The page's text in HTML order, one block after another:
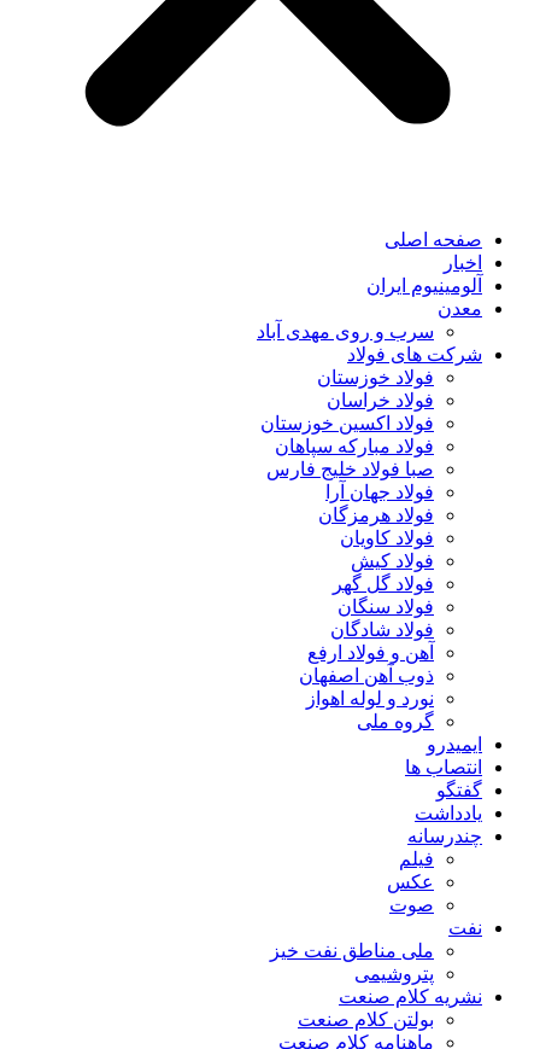
صفحه اصلی
اخبار
آلومینیوم ایران
معدن
سرب و روی مهدی آباد
شرکت های فولاد
فولاد خوزستان
فولاد خراسان
فولاد اکسین خوزستان
فولاد مبارکه سپاهان
صبا فولاد خلیج فارس
فولاد جهان آرا
فولاد هرمزگان
فولاد کاویان
فولاد کیش
فولاد گل گهر
فولاد سنگان
فولاد شادگان
آهن و فولاد ارفع
ذوب آهن اصفهان
نورد و لوله اهواز
گروه ملی
ایمیدرو
انتصاب ها
گفتگو
یادداشت
چندرسانه
فیلم
عکس
صوت
نفت
ملی مناطق نفت خیز
پتروشیمی
نشریه کلام صنعت
بولتن کلام صنعت
ماهنامه کلام صنعت